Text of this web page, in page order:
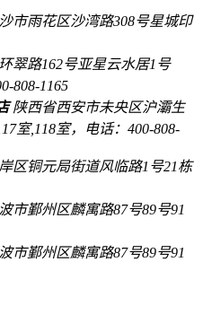
市雨花区沙湾路308号星城印
翠路162号亚星云水居1号
808-1165
陕西省西安市未央区沪灞生
室,118室，电话：400-808-
区铜元局街道风临路1号21栋
市鄞州区麟寓路87号89号91
市鄞州区麟寓路87号89号91